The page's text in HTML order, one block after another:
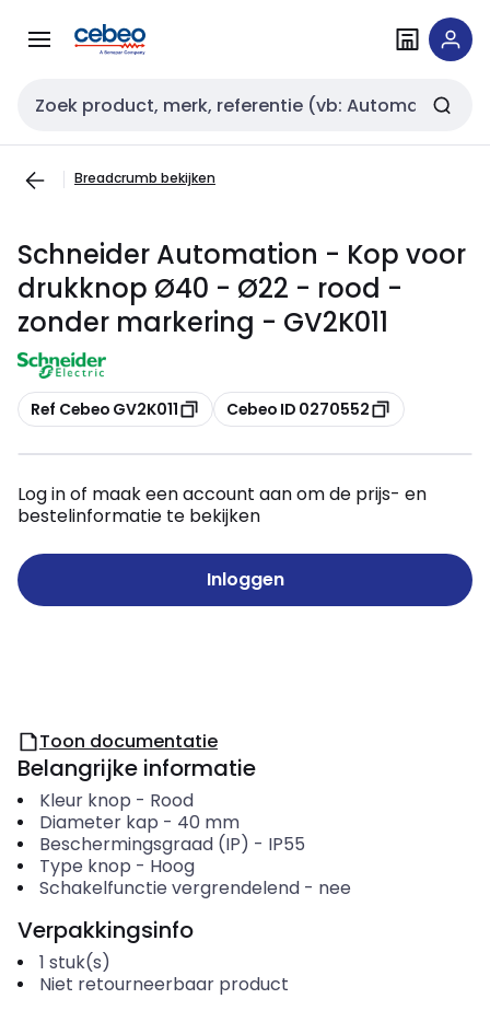
naar
naar
Zoekveld invoer
Breadcrumb bekijken
Schneider Automation - Kop voor
drukknop Ø40 - Ø22 - rood -
zonder markering - GV2K011
Kopiëren
Ref Cebeo GV2K011 Kopiëren
Cebeo ID 0270552
Log in of maak een account aan om de prijs- en
bestelinformatie te bekijken
Inloggen
Toon documentatie
Belangrijke informatie
Kleur knop - Rood
Diameter kap - 40 mm
Beschermingsgraad (IP) - IP55
Type knop - Hoog
Schakelfunctie vergrendelend- nee
Verpakkingsinfo
1 stuk(s)
Niet retourneerbaar product